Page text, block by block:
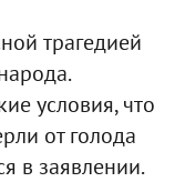
трагедией
условия, что
от голода
в заявлении.